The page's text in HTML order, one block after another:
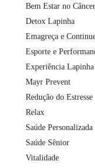
Bem Estar no Câncer
Detox Lapinha
Emagreça e
Esporte e
Experiência Lapinha
Mayr Prevent
Redução do Estresse
Relax
Saúde Personalizada
Saúde Sênior
Vitalidade